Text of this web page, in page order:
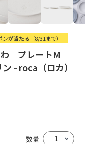
が当たる（8/31まで）
わ プレートM
- roca（ロカ）
数量